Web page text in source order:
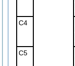
C4
C5